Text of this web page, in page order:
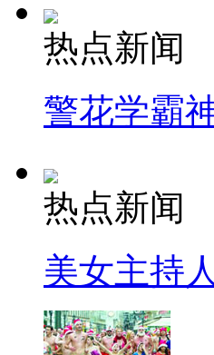
热点新闻
警花学霸
热点新闻
美女主持